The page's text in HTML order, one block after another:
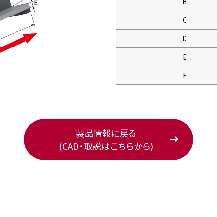
C
D
E
F
製品情報に戻る
(CAD・取説はこちらから)